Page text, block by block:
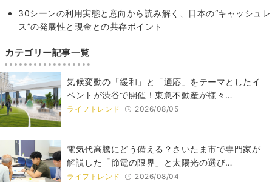
30シーンの利用実態と意向から読み解く、日本の“キャッシュレ
ス”の発展性と現金との共存ポイント
カテゴリー記事一覧
気候変動の「緩和」と「適応」をテーマとしたイ
ベントが渋谷で開催！東急不動産が様々…
ライフトレンド 2026/08/05
電気代高騰にどう備える？さいたま市で専門家が
解説した「節電の限界」と太陽光の選び…
ライフトレンド 2026/08/04